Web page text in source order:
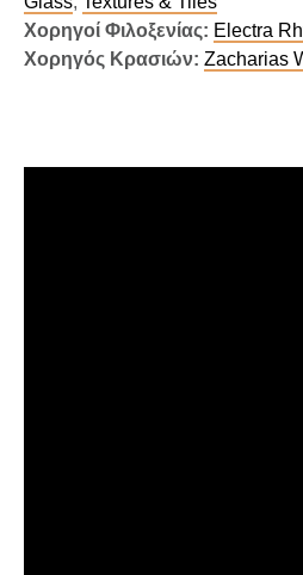
Χορηγοί Φιλοξενίας: Electra
Χορηγός Κρασιών: Zacharias